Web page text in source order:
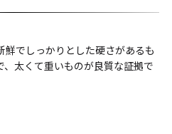
でしっかりとした硬さがあるも
太くて重いものが良質な証拠で